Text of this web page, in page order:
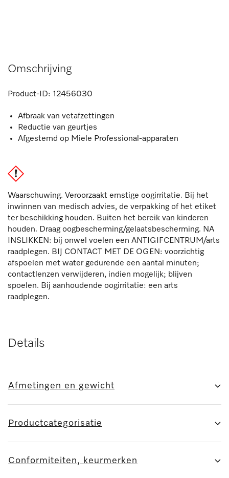
Omschrijving
Product-ID: 12456030
Afbraak van vetafzettingen
Reductie van geurtjes
Afgestemd op Miele Professional-apparaten
Waarschuwing. Veroorzaakt ernstige oogirritatie. Bij het
inwinnen van medisch advies, de verpakking of het etiket
ter beschikking houden. Buiten het bereik van kinderen
houden. Draag oogbescherming/gelaatsbescherming. NA
INSLIKKEN: bij onwel voelen een ANTIGIFCENTRUM/arts
raadplegen. BIJ CONTACT MET DE OGEN: voorzichtig
afspoelen met water gedurende een aantal minuten;
contactlenzen verwijderen, indien mogelijk; blijven
spoelen. Bij aanhoudende oogirritatie: een arts
raadplegen.
Details
Afmetingen en gewicht
Productcategorisatie
Conformiteiten, keurmerken